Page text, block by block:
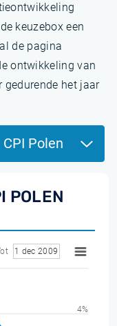
keuzebox een
de pagina
ontwikkeling van
gedurende het jaar
CPI Polen
POLEN
1 dec 2009
4%